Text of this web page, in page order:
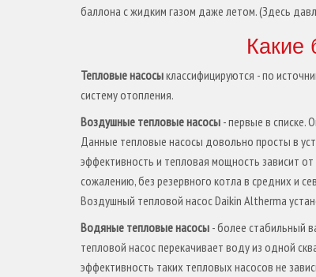
баллона с жидким газом даже летом. (Здесь
Какие
Тепловые насосыклассифицируются - по
систему отопления.
Воздушные тепловые насосы - первые в списке.
Данные тепловые насосы довольно просты в
эффективность и тепловая мощность зависит
сожалению, без резервного котла в средних и
Воздушный тепловой насос Daikin Altherma
Водяные тепловые насосы - более стабильный
тепловой насос перекачивает воду из одной
эффективность таких тепловых насосов не